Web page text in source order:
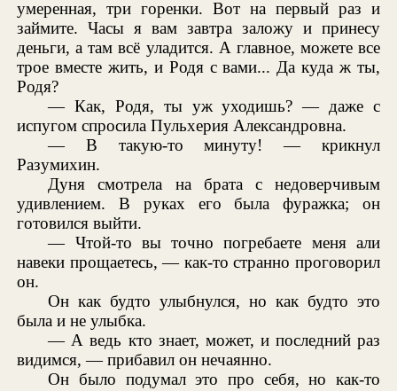
умеренная, три горенки. Вот на первый раз и
займите. Часы я вам завтра заложу и принесу
деньги, а там всё уладится. А главное, можете все
трое вместе жить, и Родя с вами... Да куда ж ты,
Родя?
— Как, Родя, ты уж уходишь? — даже с
испугом спросила Пульхерия Александровна.
— В такую-то минуту! — крикнул
Разумихин.
Дуня смотрела на брата с недоверчивым
удивлением. В руках его была фуражка; он
готовился выйти.
— Чтой-то вы точно погребаете меня али
навеки прощаетесь, — как-то странно проговорил
он.
Он как будто улыбнулся, но как будто это
была и не улыбка.
— А ведь кто знает, может, и последний раз
видимся, — прибавил он нечаянно.
Он было подумал это про себя, но как-то